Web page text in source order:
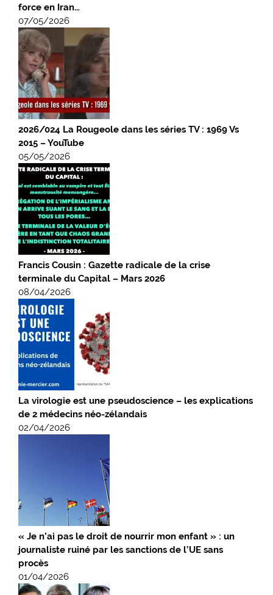
force en Iran…
07/05/2026
2026/024 La Rougeole dans les séries TV : 1969 Vs
2015 – YouTube
05/05/2026
Francis Cousin : Gazette radicale de la crise
terminale du Capital – Mars 2026
08/04/2026
La virologie est une pseudoscience – les explications
de 2 médecins néo-zélandais
02/04/2026
« Je n’ai pas le droit de nourrir mon enfant » : un
journaliste ruiné par les sanctions de l’UE sans
procès
01/04/2026